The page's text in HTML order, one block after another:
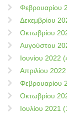
Φεβρουαρίου
Δεκεμβρίου
Οκτωβρίου
Αυγούστου
Ιουνίου 2022
Απριλίου
Φεβρουαρίου
Οκτωβρίου
Ιουλίου 2021